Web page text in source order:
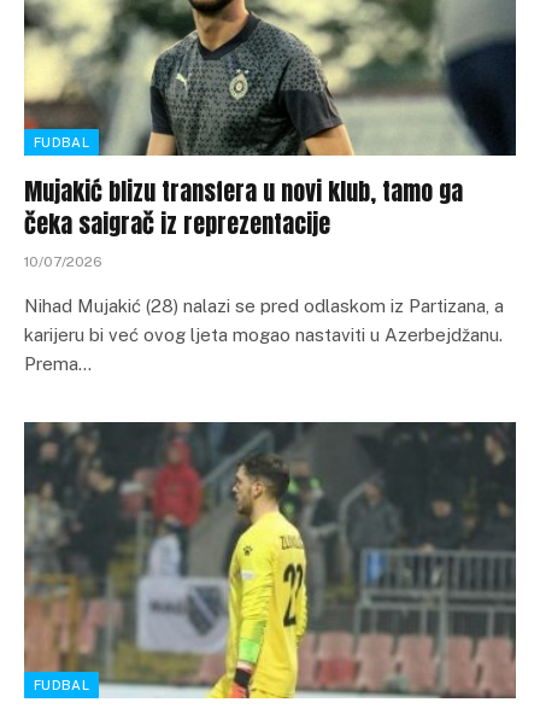
FUDBAL
Mujakić blizu transfera u novi klub, tamo ga
čeka saigrač iz reprezentacije
10/07/2026
Nihad Mujakić (28) nalazi se pred odlaskom iz Partizana, a
karijeru bi već ovog ljeta mogao nastaviti u Azerbejdžanu.
Prema…
FUDBAL